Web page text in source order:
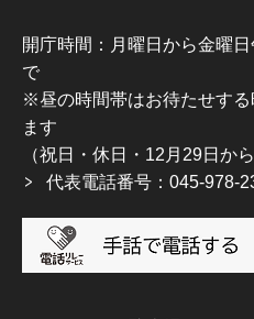
開庁時間：月曜日から金曜
で
※昼の時間帯はお待たせする
ます
（祝日・休日・12月29日か
代表電話番号：045-978-